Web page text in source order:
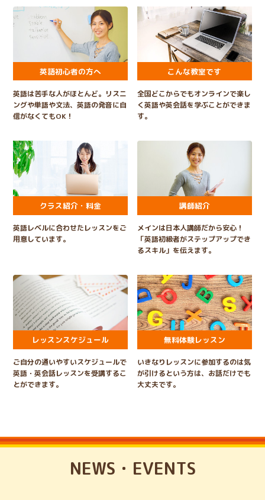
英語初心者の方へ
英語は苦手な人がほとんど。リスニ
ングや単語や文法、英語の発音に自
信がなくてもOK！
こんな教室です
全国どこからでもオンラインで楽し
く英語や英会話を学ぶことができま
す。
クラス紹介・料金
英語レベルに合わせたレッスンをご
用意しています。
講師紹介
メインは日本人講師だから安心！
「英語初級者がステップアップでき
るスキル」を伝えます。
レッスンスケジュール
ご自分の通いやすいスケジュールで
英語・英会話レッスンを受講するこ
とができます。
無料体験レッスン
いきなりレッスンに参加するのは気
が引けるという方は、お話だけでも
大丈夫です。
NEWS・EVENTS